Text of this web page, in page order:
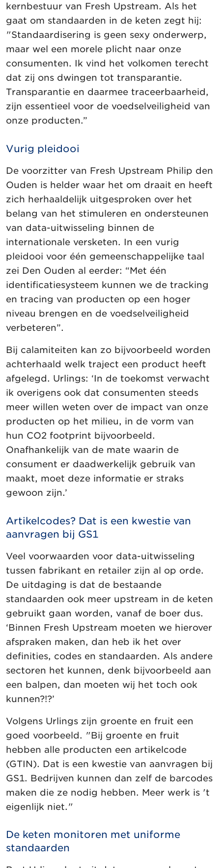
kernbestuur van Fresh Upstream. Als het
gaat om standaarden in de keten zegt hij:
"Standaardisering is geen sexy onderwerp,
maar wel een morele plicht naar onze
consumenten. Ik vind het volkomen terecht
dat zij ons dwingen tot transparantie.
Transparantie en daarmee traceerbaarheid,
zijn essentieel voor de voedselveiligheid van
onze producten.”
Vurig pleidooi
De voorzitter van Fresh Upstream Philip den
Ouden is helder waar het om draait en heeft
zich herhaaldelijk uitgesproken over het
belang van het stimuleren en ondersteunen
van data-uitwisseling binnen de
internationale versketen. In een vurig
pleidooi voor één gemeenschappelijke taal
zei Den Ouden al eerder: “Met één
identificatiesysteem kunnen we de tracking
en tracing van producten op een hoger
niveau brengen en de voedselveiligheid
verbeteren”.
Bij calamiteiten kan zo bijvoorbeeld worden
achterhaald welk traject een product heeft
afgelegd. Urlings: ‘In de toekomst verwacht
ik overigens ook dat consumenten steeds
meer willen weten over de impact van onze
producten op het milieu, in de vorm van
hun CO2 footprint bijvoorbeeld.
Onafhankelijk van de mate waarin de
consument er daadwerkelijk gebruik van
maakt, moet deze informatie er straks
gewoon zijn.’
Artikelcodes? Dat is een kwestie van
aanvragen bij GS1
Veel voorwaarden voor data-uitwisseling
tussen fabrikant en retailer zijn al op orde.
De uitdaging is dat de bestaande
standaarden ook meer upstream in de keten
gebruikt gaan worden, vanaf de boer dus.
‘Binnen Fresh Upstream moeten we hierover
afspraken maken, dan heb ik het over
definities, codes en standaarden. Als andere
sectoren het kunnen, denk bijvoorbeeld aan
een balpen, dan moeten wij het toch ook
kunnen?!?’
Volgens Urlings zijn groente en fruit een
goed voorbeeld. "Bij groente en fruit
hebben alle producten een artikelcode
(GTIN). Dat is een kwestie van aanvragen bij
GS1. Bedrijven kunnen dan zelf de barcodes
maken die ze nodig hebben. Meer werk is 't
eigenlijk niet."
De keten monitoren met uniforme
standaarden